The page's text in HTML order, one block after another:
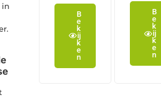
in
B
e
k
ij
k
e
n
B
e
k
ij
k
e
n